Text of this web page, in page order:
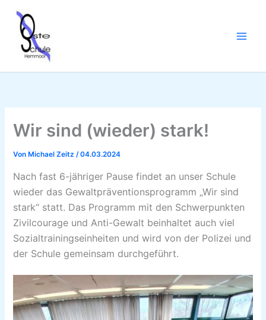
Inhalt
springen
Wir sind (wieder) stark!
Von Michael Zeitz/04.03.2024
Nach fast 6-jähriger Pause findet an unser Schule
wieder das Gewaltpräventionsprogramm „Wir sind
stark“ statt. Das Programm mit den Schwerpunkten
Zivilcourage und Anti-Gewalt beinhaltet auch viel
Sozialtrainingseinheiten und wird von der Polizei und
der Schule gemeinsam durchgeführt.